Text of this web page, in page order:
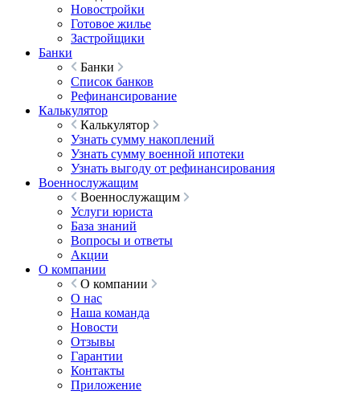
Новостройки
Готовое жилье
Застройщики
Банки
Банки
Список банков
Рефинансирование
Калькулятор
Калькулятор
Узнать сумму накоплений
Узнать сумму военной ипотеки
Узнать выгоду от рефинансирования
Военнослужащим
Военнослужащим
Услуги юриста
База знаний
Вопросы и ответы
Акции
О компании
О компании
О нас
Наша команда
Новости
Отзывы
Гарантии
Контакты
Приложение